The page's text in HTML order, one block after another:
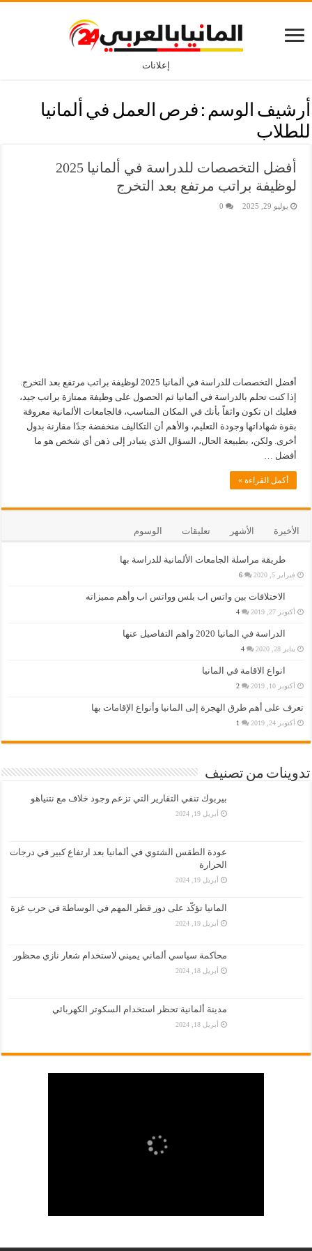
إعلانات
أرشيف الوسم : فرص العمل في ألمانيا
للطلاب
أفضل التخصصات للدراسة في ألمانيا 2025
لوظيفة براتب مرتفع بعد التخرج
يوليو 29, 2025 0
أفضل التخصصات للدراسة في ألمانيا 2025 لوظيفة براتب مرتفع بعد التخرج.
إذا كنت تحلم بالدراسة في ألمانيا ثم الحصول على وظيفة ممتازة براتب جيد،
فعليك ان تكون واثقاً بأنك في المكان المناسب، فالجامعات الألمانية معروفة
بقوة شهاداتها وجودة التعليم، والأهم أن التكاليف منخفضة جدًا مقارنة بدول
أخرى. ولكن، بطبيعة الحال، السؤال الذي يتبادر إلى ذهن أي شخص هو ما
أفضل …
أكمل القراءة »
الأخيرة الأشهر تعليقات الوسوم
طريقة مراسلة الجامعات الألمانية للدراسة بها
فبراير 5, 2020 6
الاختلافات بين واتس اب بلس وواتس اب وأهم مميزاته
أكتوبر 27, 2019 4
الدراسة في المانيا 2020 واهم التفاصيل عنها
يناير 28, 2020 4
انواع الاقامة في المانيا
أكتوبر 10, 2019 2
تعرف على أهم طرق الهجرة إلى المانيا وأنواع الإقامات بها
أكتوبر 24, 2019 1
تدوينات من تصنيف
بيربوك تنفي التقارير التي تزعم وجود خلاف مع نتنياهو
أبريل 19, 2024
عودة الطقس الشتوي في ألمانيا بعد ارتفاع كبير في درجات
الحرارة
أبريل 19, 2024
المانيا تؤكّد على دور قطر المهم في الوساطة في حرب غزة
أبريل 19, 2024
محاكمة سياسي ألماني يميني لاستخدام شعار نازي محظور
أبريل 18, 2024
مدينة ألمانية تحظر استخدام السكوتر الكهربائي
أبريل 18, 2024